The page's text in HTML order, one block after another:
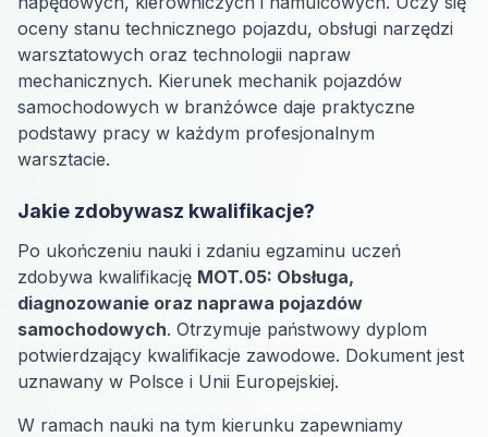
oceny stanu technicznego pojazdu, obsługi narzędzi
warsztatowych oraz technologii napraw
mechanicznych. Kierunek mechanik pojazdów
samochodowych w branżówce daje praktyczne
podstawy pracy w każdym profesjonalnym
warsztacie.
Jakie zdobywasz kwalifikacje?
Po ukończeniu nauki i zdaniu egzaminu uczeń
zdobywa kwalifikację MOT.05: Obsługa,
diagnozowanie oraz naprawa pojazdów
samochodowych. Otrzymuje państwowy dyplom
potwierdzający kwalifikacje zawodowe. Dokument jest
uznawany w Polsce i Unii Europejskiej.
W ramach nauki na tym kierunku zapewniamy